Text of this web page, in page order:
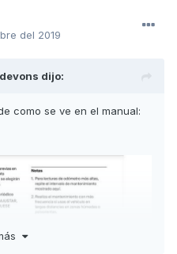
del 2019
devons dijo:
como se ve en el manual: